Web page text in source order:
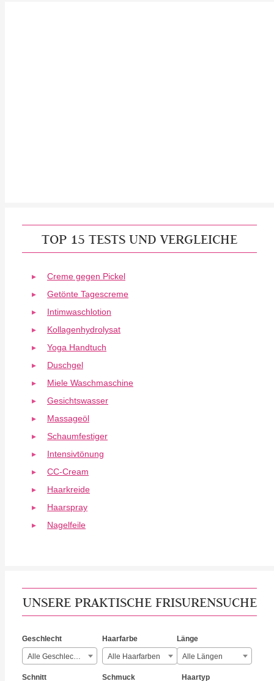
TOP 15 TESTS UND VERGLEICHE
Creme gegen Pickel
Getönte Tagescreme
Intimwaschlotion
Kollagenhydrolysat
Yoga Handtuch
Duschgel
Miele Waschmaschine
Gesichtswasser
Massageöl
Schaumfestiger
Intensivtönung
CC-Cream
Haarkreide
Haarspray
Nagelfeile
UNSERE PRAKTISCHE FRISURENSUCHE
Geschlecht
Alle Geschlechter
Haarfarbe
Alle Haarfarben
Länge
Alle Längen
Schnitt Schmuck Haartyp